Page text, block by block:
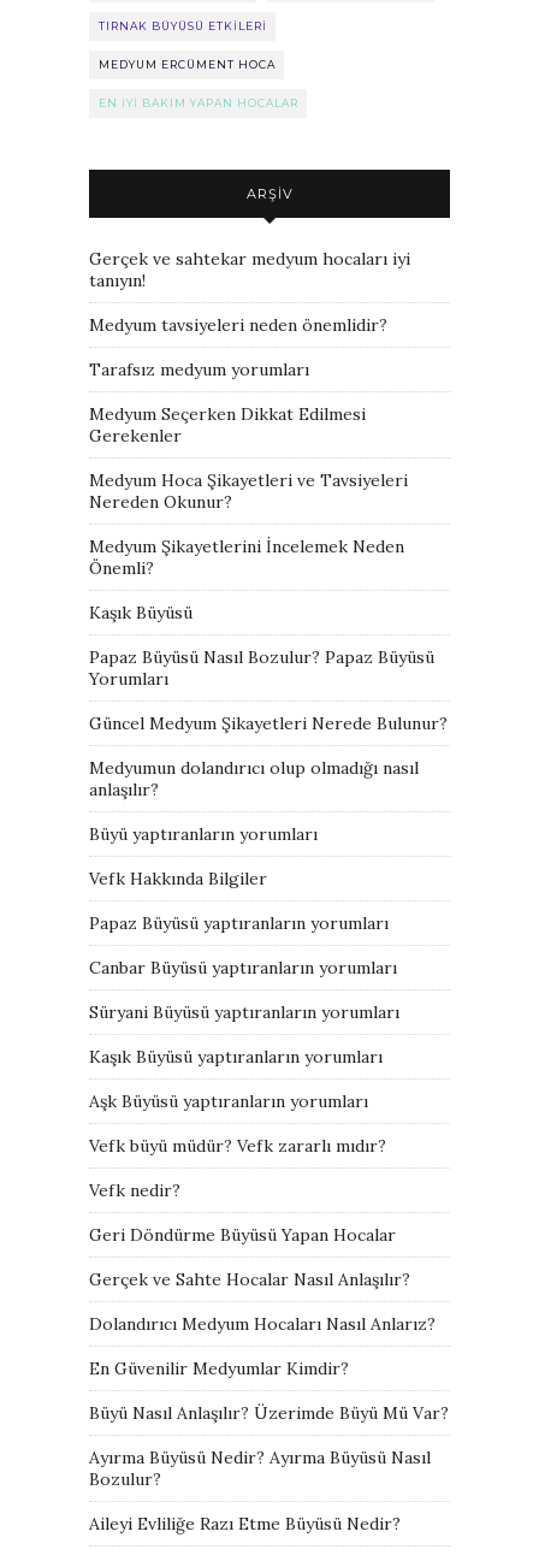
TIRNAK BÜYÜSÜ ETKILERI
MEDYUM ERCÜMENT HOCA
EN IYI BAKIM YAPAN HOCALAR
ARŞIV
Gerçek ve sahtekar medyum hocaları iyi
tanıyın!
Medyum tavsiyeleri neden önemlidir?
Tarafsız medyum yorumları
Medyum Seçerken Dikkat Edilmesi
Gerekenler
Medyum Hoca Şikayetleri ve Tavsiyeleri
Nereden Okunur?
Medyum Şikayetlerini İncelemek Neden
Önemli?
Kaşık Büyüsü
Papaz Büyüsü Nasıl Bozulur? Papaz Büyüsü
Yorumları
Güncel Medyum Şikayetleri Nerede Bulunur?
Medyumun dolandırıcı olup olmadığı nasıl
anlaşılır?
Büyü yaptıranların yorumları
Vefk Hakkında Bilgiler
Papaz Büyüsü yaptıranların yorumları
Canbar Büyüsü yaptıranların yorumları
Süryani Büyüsü yaptıranların yorumları
Kaşık Büyüsü yaptıranların yorumları
Aşk Büyüsü yaptıranların yorumları
Vefk büyü müdür? Vefk zararlı mıdır?
Vefk nedir?
Geri Döndürme Büyüsü Yapan Hocalar
Gerçek ve Sahte Hocalar Nasıl Anlaşılır?
Dolandırıcı Medyum Hocaları Nasıl Anlarız?
En Güvenilir Medyumlar Kimdir?
Büyü Nasıl Anlaşılır? Üzerimde Büyü Mü Var?
Ayırma Büyüsü Nedir? Ayırma Büyüsü Nasıl
Bozulur?
Aileyi Evliliğe Razı Etme Büyüsü Nedir?